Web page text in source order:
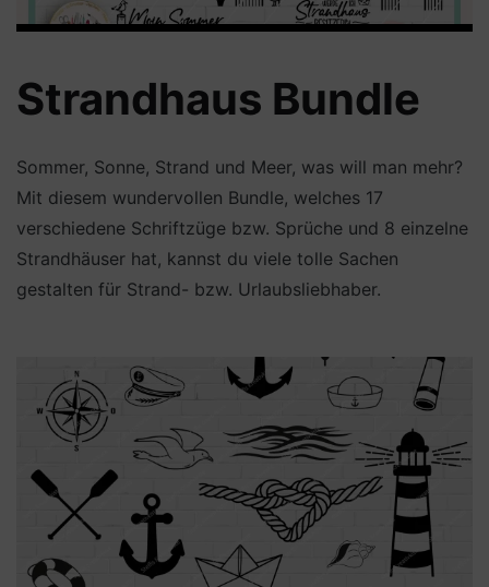
Strandhaus Bundle
Sommer, Sonne, Strand und Meer, was will man mehr?
Mit diesem wundervollen Bundle, welches 17
verschiedene Schriftzüge bzw. Sprüche und 8 einzelne
Strandhäuser hat, kannst du viele tolle Sachen
gestalten für Strand- bzw. Urlaubsliebhaber.